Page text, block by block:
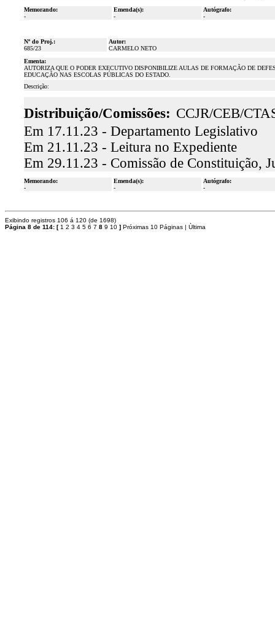
Memorando:
-
Emenda(s):
-
Autógrafo:
-
Nº do Proj.:
685/23
Autor:
CARMELO NETO
Ementa:
AUTORIZA QUE O PODER EXECUTIVO DISPONIBILIZE AULAS DE FORMAÇÃO DE
EDUCAÇÃO NAS ESCOLAS PÚBLICAS DO ESTADO.
Descrição:
Distribuição/Comissões: CCJR/CEB/
Em 17.11.23 - Departamento Legislativo
Em 21.11.23 - Leitura no Expediente
Em 29.11.23 - Comissão de Constituição,
Memorando:
-
Emenda(s):
-
Autógrafo:
-
Exibindo registros 106 á 120 (de 1698)
Página 8 de 114: [ 1 2 3 4 5 6 7 8 9 10 ] Próximas 10 Páginas | Ùltima